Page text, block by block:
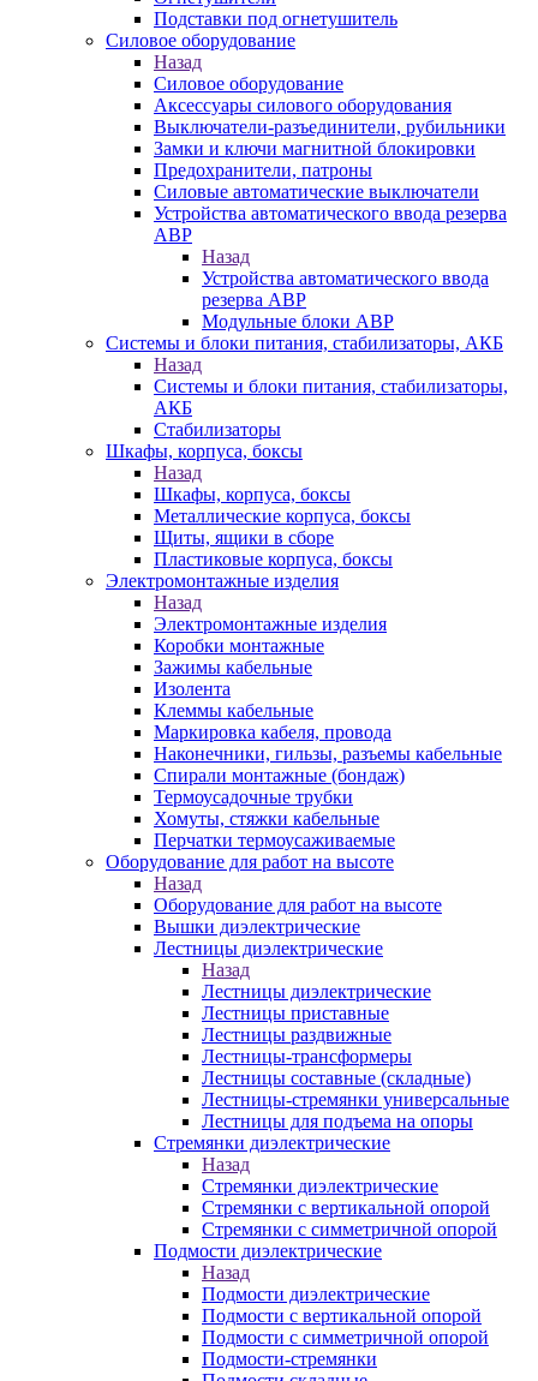
Подставки под огнетушитель
Силовое оборудование
Назад
Силовое оборудование
Аксессуары силового оборудования
Выключатели-разъединители, рубильники
Замки и ключи магнитной блокировки
Предохранители, патроны
Силовые автоматические выключатели
Устройства автоматического ввода резерва
АВР
Назад
Устройства автоматического ввода
резерва АВР
Модульные блоки АВР
Системы и блоки питания, стабилизаторы, АКБ
Назад
Системы и блоки питания, стабилизаторы,
АКБ
Стабилизаторы
Шкафы, корпуса, боксы
Назад
Шкафы, корпуса, боксы
Металлические корпуса, боксы
Щиты, ящики в сборе
Пластиковые корпуса, боксы
Электромонтажные изделия
Назад
Электромонтажные изделия
Коробки монтажные
Зажимы кабельные
Изолента
Клеммы кабельные
Маркировка кабеля, провода
Наконечники, гильзы, разъемы кабельные
Спирали монтажные (бондаж)
Термоусадочные трубки
Хомуты, стяжки кабельные
Перчатки термоусаживаемые
Оборудование для работ на высоте
Назад
Оборудование для работ на высоте
Вышки диэлектрические
Лестницы диэлектрические
Назад
Лестницы диэлектрические
Лестницы приставные
Лестницы раздвижные
Лестницы-трансформеры
Лестницы составные (складные)
Лестницы-стремянки универсальные
Лестницы для подъема на опоры
Стремянки диэлектрические
Назад
Стремянки диэлектрические
Стремянки с вертикальной опорой
Стремянки с симметричной опорой
Подмости диэлектрические
Назад
Подмости диэлектрические
Подмости с вертикальной опорой
Подмости с симметричной опорой
Подмости-стремянки